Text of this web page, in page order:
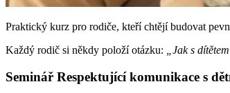
Praktický kurz pro rodiče, kteří chtějí budovat
Každý rodič si někdy položí otázku:
„Jak s
Seminář Respektující komunikace s